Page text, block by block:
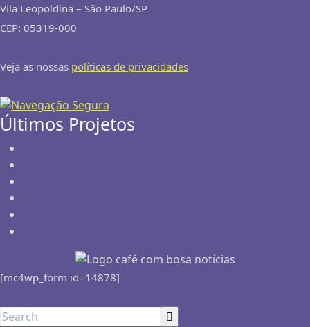
Vila Leopoldina – São Paulo/SP
CEP: 05319-000
Veja as nossas políticas de privacidades
Últimos Projetos
[mc4wp_form id=14878]